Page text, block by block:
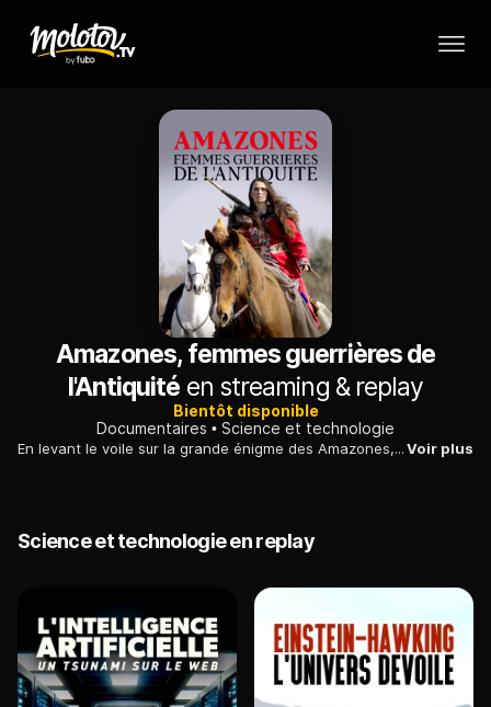
Amazones, femmes guerrières de
l'Antiquité en streaming & replay
Bientôt disponible
Documentaires
Science et technologie
En levant le voile sur la grande énigme des Amazones, la science peut enfin rendre aux femmes guerrières la place qu'elles méritent dans l'histoire.Voir plus
Science et technologie en replay